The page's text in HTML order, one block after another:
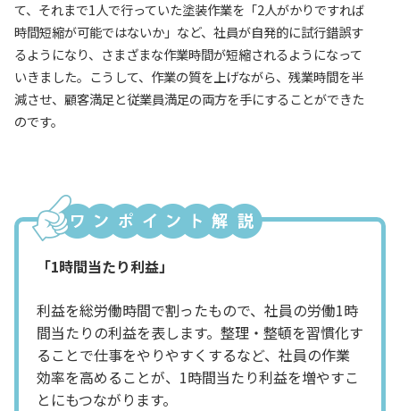
て、それまで1人で行っていた塗装作業を「2人がかりですれば
時間短縮が可能ではないか」など、社員が自発的に試行錯誤す
るようになり、さまざまな作業時間が短縮されるようになって
いきました。こうして、作業の質を上げながら、残業時間を半
減させ、顧客満足と従業員満足の両方を手にすることができた
のです。
「1時間当たり利益」
利益を総労働時間で割ったもので、社員の労働1時
間当たりの利益を表します。整理・整頓を習慣化す
ることで仕事をやりやすくするなど、社員の作業
効率を高めることが、1時間当たり利益を増やすこ
とにもつながります。